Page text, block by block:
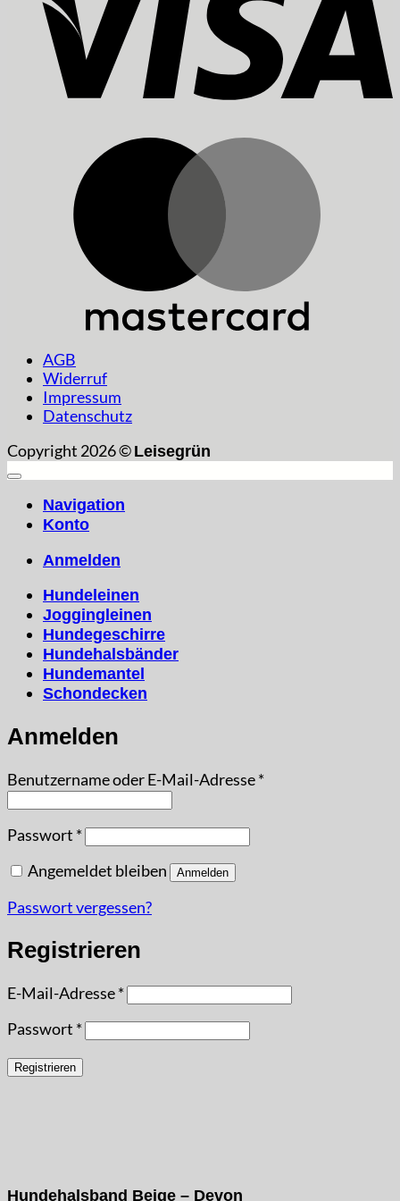
AGB
Widerruf
Impressum
Datenschutz
Copyright 2026 © Leisegrün
Navigation
Konto
Anmelden
Hundeleinen
Joggingleinen
Hundegeschirre
Hundehalsbänder
Hundemantel
Schondecken
Anmelden
Benutzername oder E-Mail-Adresse*
Passwort *Erforderlich
Angemeldet bleiben
Anmelden
Passwort vergessen?
Registrieren
E-Mail-Adresse*Erforderlich
Passwort *Erforderlich
Registrieren
Hundehalsband Beige – Devon